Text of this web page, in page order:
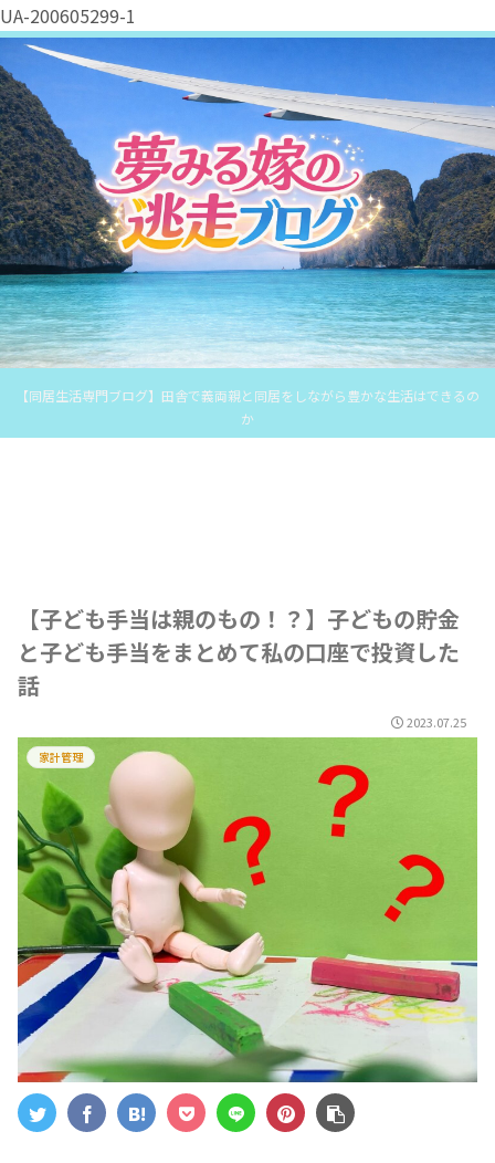
UA-200605299-1
【同居生活専門ブログ】田舎で義両親と同居をしながら豊かな生活はできるの
か
【子ども手当は親のもの！？】子どもの貯金
と子ども手当をまとめて私の口座で投資した
話
2023.07.25
家計管理